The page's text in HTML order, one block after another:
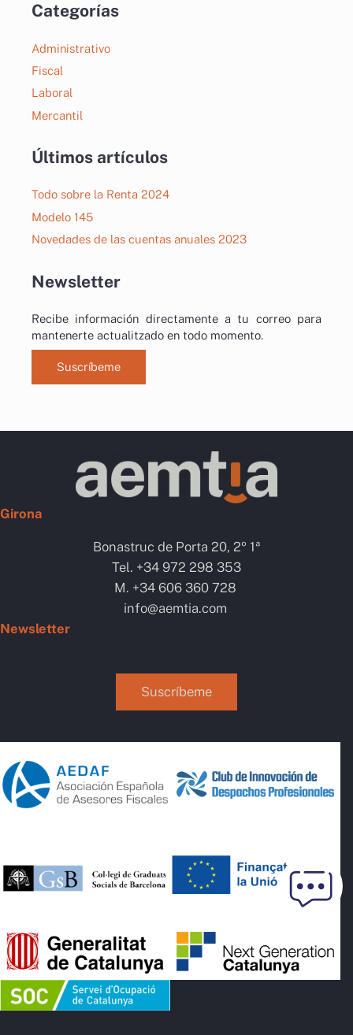
Categorías
Administrativo
Fiscal
Laboral
Mercantil
Últimos artículos
Todo sobre la Renta 2024
Modelo 145
Novedades de las cuentas anuales 2023
Newsletter
Recibe información directamente a tu correo para
mantenerte actualitzado en todo momento.
Suscríbeme
Girona
Bonastruc de Porta 20, 2º 1ª
Tel. +34 972 298 353
M. +34 606 360 728
info@aemtia.com
Newsletter
Suscríbeme
Online
Hola, com et puc ajudar? / ¿cómo
te puedo ayudar?